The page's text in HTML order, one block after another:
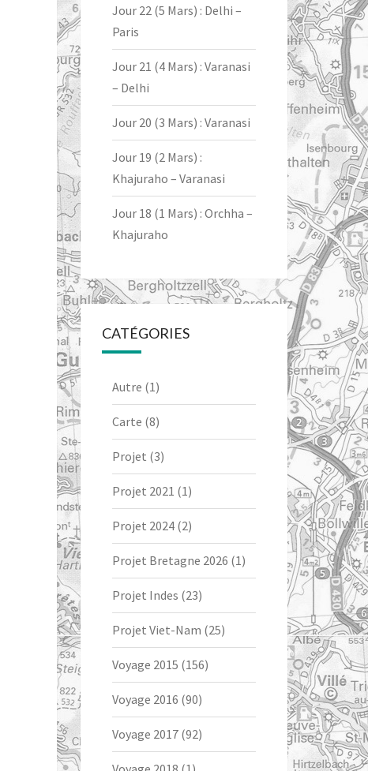
Jour 22 (5 Mars) : Delhi –
Paris
Jour 21 (4 Mars) : Varanasi
– Delhi
Jour 20 (3 Mars) : Varanasi
Jour 19 (2 Mars) :
Khajuraho – Varanasi
Jour 18 (1 Mars) : Orchha –
Khajuraho
CATÉGORIES
Autre (1)
Carte (8)
Projet (3)
Projet 2021 (1)
Projet 2024(2)
Projet Bretagne 2026 (1)
Projet Indes (23)
Projet Viet-Nam (25)
Voyage 2015 (156)
Voyage 2016 (90)
Voyage 2017(92)